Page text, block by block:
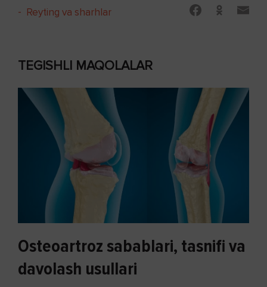
- Reyting va sharhlar
TEGISHLI MAQOLALAR
Osteoartroz sabablari, tasnifi va
davolash usullari